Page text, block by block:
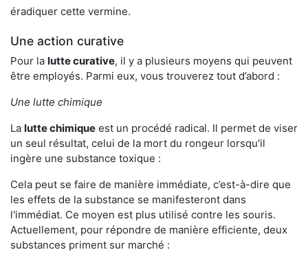
éradiquer cette vermine.
Une action curative
Pour la lutte curative, il y a plusieurs moyens qui peuvent
être employés. Parmi eux, vous trouverez tout d’abord :
Une lutte chimique
La lutte chimique est un procédé radical. Il permet de viser
un seul résultat, celui de la mort du rongeur lorsqu'il
ingère une substance toxique :
Cela peut se faire de manière immédiate, c’est-à-dire que
les effets de la substance se manifesteront dans
l'immédiat. Ce moyen est plus utilisé contre les souris.
Actuellement, pour répondre de manière efficiente, deux
substances priment sur marché :